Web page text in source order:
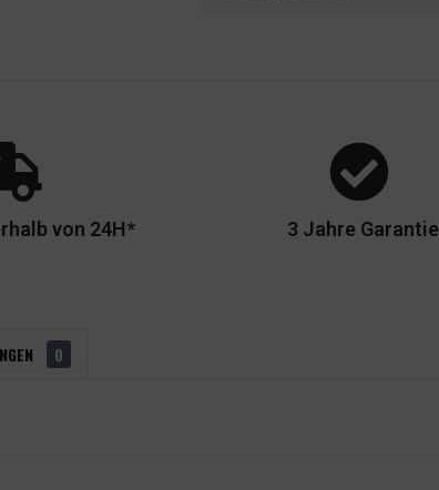
von 24H* 3 Jahre Garantie
0